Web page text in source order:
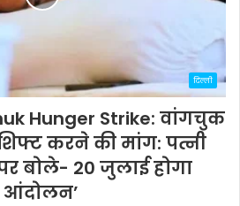
दिल्ली
Hunger Strike: वांगचुक
करने की मांग: पत्नी
बोले- 20 जुलाई होगा
आंदोलन’